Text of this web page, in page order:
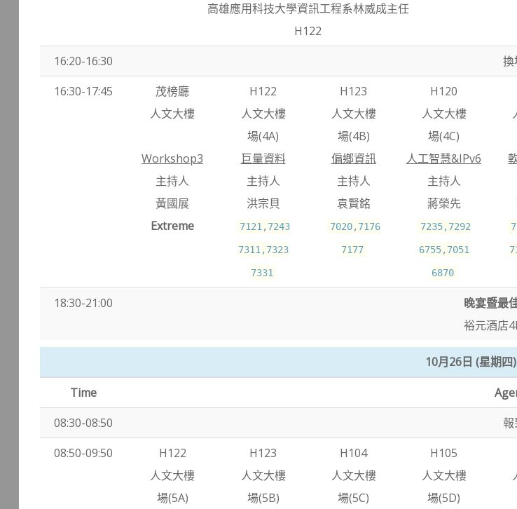
高雄應用科技大學資訊工程系林威成主任
H122
16:20-16:30
換
16:30-17:45
茂榜廳
人文大樓
Workshop3
主持人
黃國展
Extreme
H122
人文大樓
場(4A)
巨量資料
主持人
洪宗貝
7121,7243
7311,7323
7331
H123
人文大樓
場(4B)
偏鄉資訊
主持人
袁賢銘
7020,7176
7177
H120
人文大樓
場(4C)
人工智慧&IPv6
主持人
蔣榮先
7235,7292
6755,7051
6870
18:30-21:00
晚宴暨最
裕元酒店
10月26日 (星期四)
Time
08:30-08:50
報
08:50-09:50
H122
人文大樓
場(5A)
H123
人文大樓
場(5B)
H104
人文大樓
場(5C)
H105
人文大樓
場(5D)